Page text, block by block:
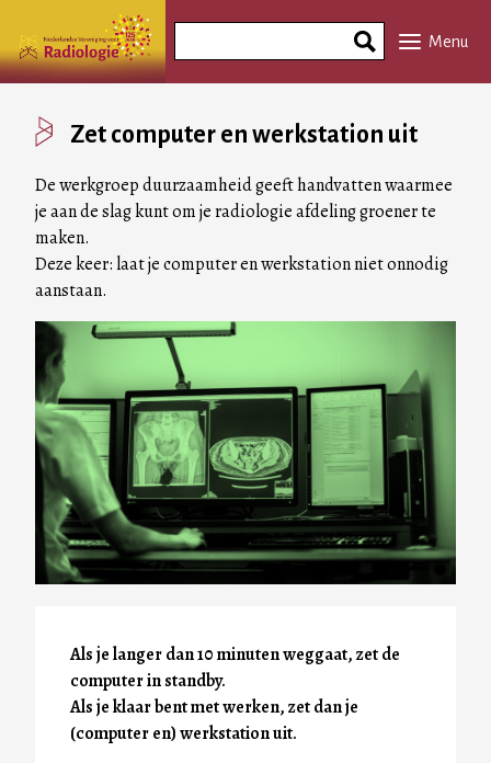
naar
inhoud
Phrase
Menu
Zet computer en werkstation uit
De werkgroep duurzaamheid geeft handvatten waarmee
je aan de slag kunt om je radiologie afdeling groener te
maken.
Deze keer: laat je computer en werkstation niet onnodig
aanstaan.
Image
Als je langer dan 10 minuten weggaat, zet de
computer in standby.
Als je klaar bent met werken, zet dan je
(computer en) werkstation uit.